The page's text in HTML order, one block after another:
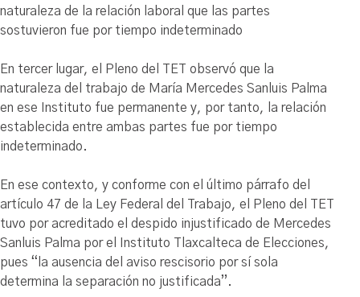
naturaleza de la relación laboral que las partes
sostuvieron fue por tiempo indeterminado
En tercer lugar, el Pleno del TET observó que la
naturaleza del trabajo de María Mercedes Sanluis Palma
en ese Instituto fue permanente y, por tanto, la relación
establecida entre ambas partes fue por tiempo
indeterminado.
En ese contexto, y conforme con el último párrafo del
artículo 47 de la Ley Federal del Trabajo, el Pleno del TET
tuvo por acreditado el despido injustificado de Mercedes
Sanluis Palma por el Instituto Tlaxcalteca de Elecciones,
pues “la ausencia del aviso rescisorio por sí sola
determina la separación no justificada”.